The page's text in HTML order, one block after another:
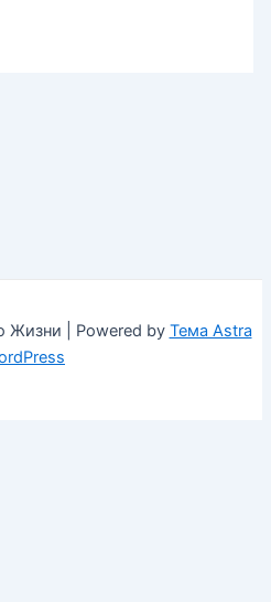
Жизни | Powered by Тема Astra